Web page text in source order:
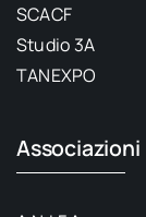
SCACF
Studio 3A
TANEXPO
Associazioni